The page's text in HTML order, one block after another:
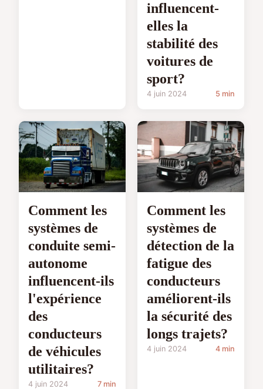
influencent-
elles la
stabilité des
voitures de
sport?
4 juin 2024 5 min
Comment les
systèmes de
conduite semi-
autonome
influencent-ils
l'expérience
des
conducteurs
de véhicules
utilitaires?
4 juin 2024 7 min
Comment les
systèmes de
détection de la
fatigue des
conducteurs
améliorent-ils
la sécurité des
longs trajets?
4 juin 2024 4 min